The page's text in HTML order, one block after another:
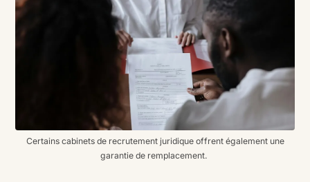
Certains cabinets de recrutement juridique offrent également une
garantie de remplacement.